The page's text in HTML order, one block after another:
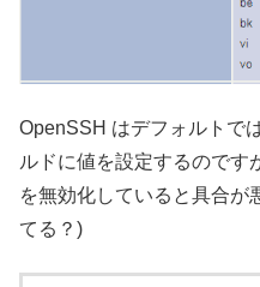
OpenSSH はデフォルトで
ルドに値を設定するのです
を無効化していると具合が
てる？)